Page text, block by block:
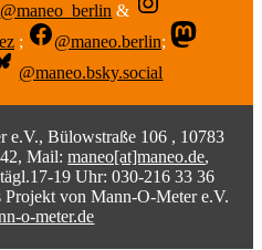
@maneo_berlin &
; @maneo.berlin;
@maneo.bsky.social
Bülowstraße 106 , 10783
42, Mail:maneo[at]maneo.de,
19 Uhr: 030-216 33 36
von Mann-O-Meter e.V.
o-meter.de